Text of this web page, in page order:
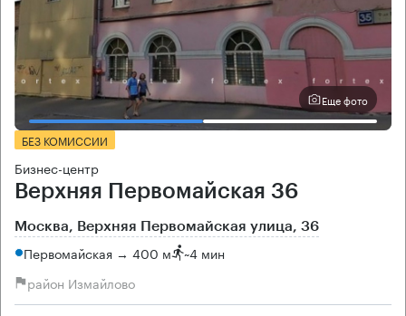
Еще фото
БЕЗ КОМИССИИ
Бизнес-центр
Верхняя Первомайская 36
Москва, Верхняя Первомайская улица, 36
Первомайская → 400 м ~4 мин
район Измайлово